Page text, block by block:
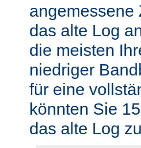
angemessene
das alte Log
die meisten
niedriger
für eine
könnten Sie
das alte Log